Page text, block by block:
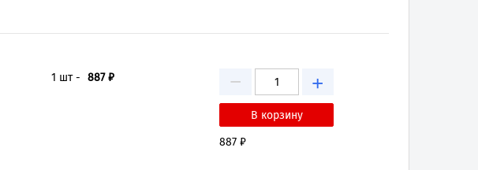
1 шт - 887 ₽ − +
887 ₽